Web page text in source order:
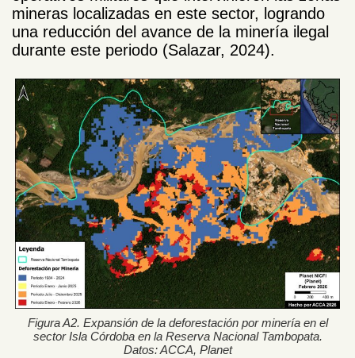
mineras localizadas en este sector, logrando
una reducción del avance de la minería ilegal
durante este periodo (Salazar, 2024).
Figura A2. Expansión de la deforestación por minería en el
sector Isla Córdoba en la Reserva Nacional Tambopata.
Datos: ACCA, Planet